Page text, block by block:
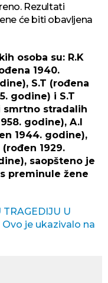
Rezultati
će biti obavljena
osoba su: R.K
1940.
S.T (rođena
godine) i S.T
smrtno stradalih
godine), A.I
1944. godine),
1929.
saopšteno je
preminule žene
TRAGEDIJU U
je ukazivalo na